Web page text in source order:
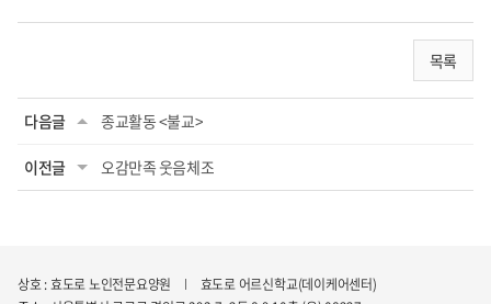
목록
다음글 종교활동 <불교>
이전글 오감만족 웃음체조
상호 : 효도로 노인전문요양원
효도로 어르신학교(데이케어센터)